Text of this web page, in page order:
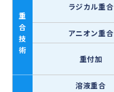
重
合
技
術
ラジカル重合
アニオン重合
重付加
溶液重合